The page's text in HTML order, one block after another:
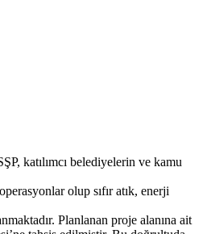
katılımcı belediyelerin ve kamu
olup sıfır atık, enerji
Planlanan proje alanına ait